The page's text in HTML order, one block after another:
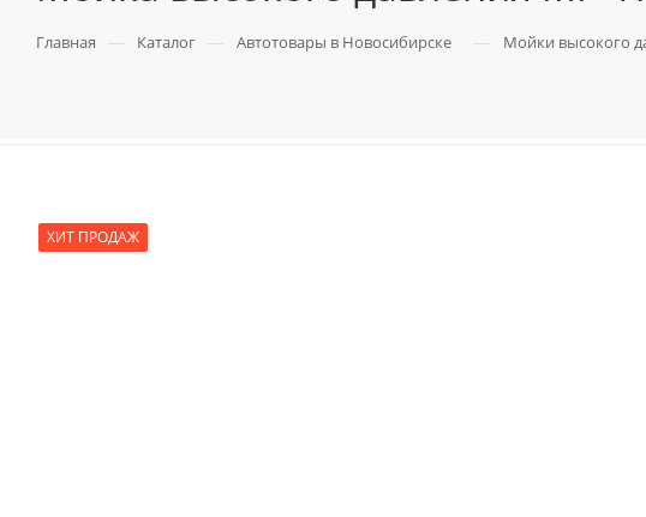
Главная — Каталог — Автотовары в Новосибирске — Мойки высокого
ХИТ ПРОДАЖ